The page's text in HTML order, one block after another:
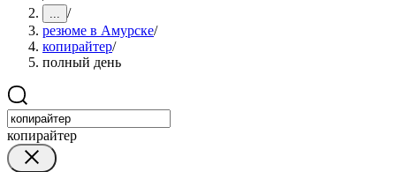
... /
резюме в Амурске/
копирайтер/
полный день
копирайтер